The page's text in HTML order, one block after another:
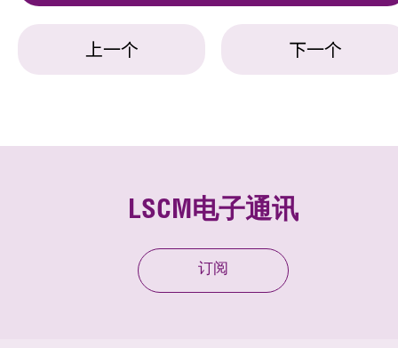
上一个 下一个
LSCM电子通讯
订阅